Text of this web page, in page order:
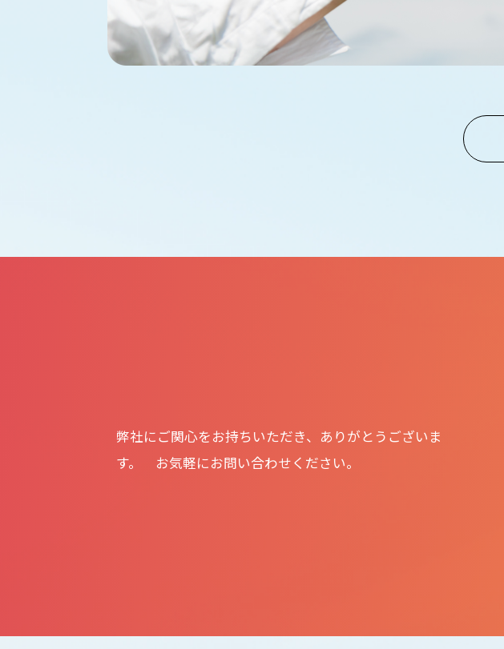
弊社にご関心をお持ちいただき、ありがとうございま
す。 お気軽にお問い合わせください。